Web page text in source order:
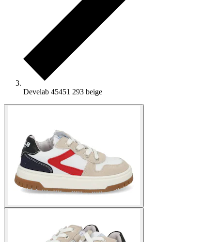
Develab 45451 293 beige